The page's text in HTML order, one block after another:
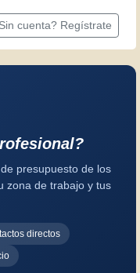
cuenta? Regístrate
presupuesto de los
zona de trabajo y tus
directos